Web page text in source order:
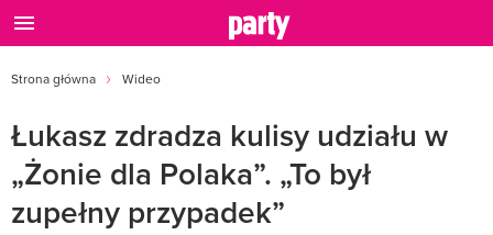
Strona główna Wideo
Łukasz zdradza kulisy udziału w
„Żonie dla Polaka”. „To był
zupełny przypadek”